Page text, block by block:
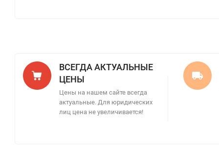
ВСЕГДА АКТУАЛЬНЫЕ
ЦЕНЫ
Цены на нашем сайте всегда
актуальные. Для юридических
лиц цена не увеличивается!